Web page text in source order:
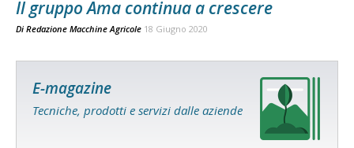
Il gruppo Ama continua a crescere
Di Redazione Macchine Agricole 18 Giugno 2020
E-magazine
Tecniche, prodotti e servizi dalle aziende